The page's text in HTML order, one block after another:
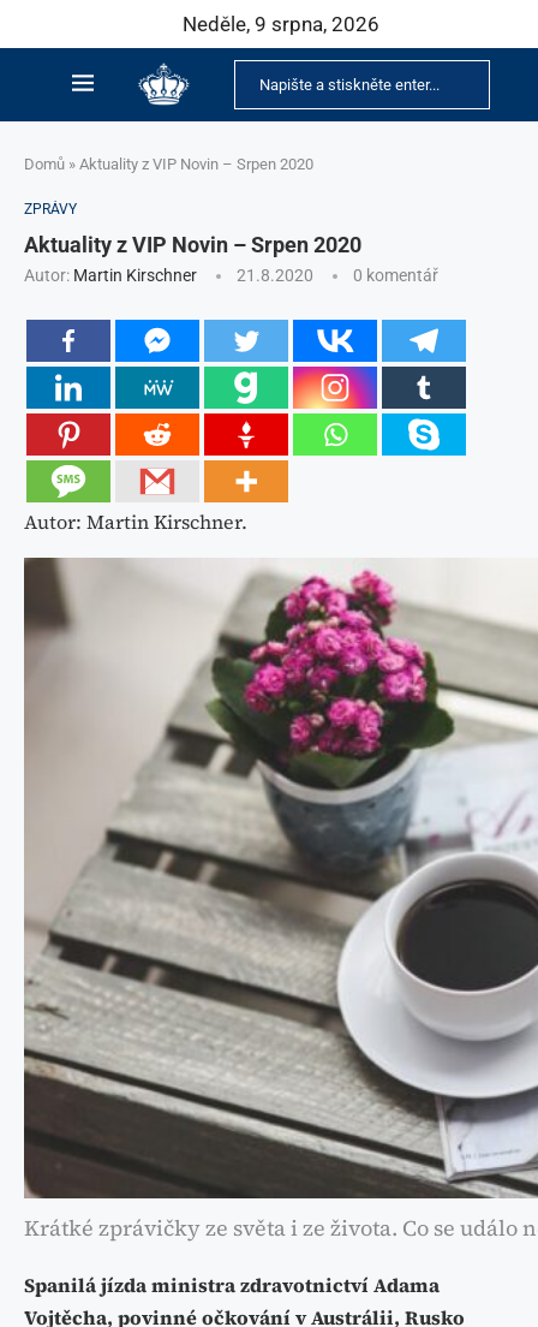
Neděle, 9 srpna, 2026
Domů » Aktuality z VIP Novin – Srpen 2020
ZPRÁVY
Aktuality z VIP Novin – Srpen 2020
Autor: Martin Kirschner 21.8.2020 0 komentář
Autor: Martin Kirschner.
Krátké zprávičky ze světa i ze života. Co se událo
Spanilá jízda ministra zdravotnictví Adama
Vojtěcha, povinné očkování v Austrálii, Rusko